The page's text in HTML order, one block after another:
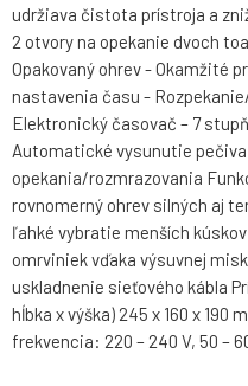
udržiava čistota prístroja a
2 otvory na opekanie dvoch
Opakovaný ohrev - Okamžité
nastavenia času -
Elektronický časovač – 7
Automatické vysunutie
opekania/rozmrazovania
rovnomerný ohrev silných aj
ľahké vybratie menších
omrviniek vďaka výsuvnej
uskladnenie sieťového kábla
hĺbka x výška) 245 x 160 x 190
frekvencia: 220 – 240 V, 50 –